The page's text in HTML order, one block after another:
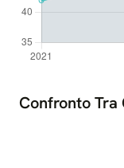
Confronto Tra